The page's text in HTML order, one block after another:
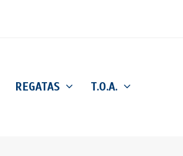
REGATAS T.O.A.